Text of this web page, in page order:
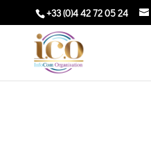
+33 (0)4 42 72 05 24